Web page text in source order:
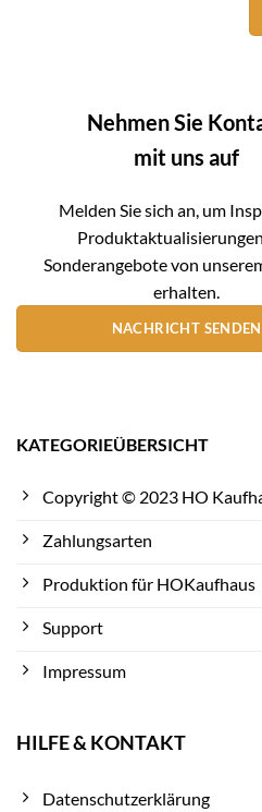
Nehmen Sie
mit uns auf
Melden Sie sich an, um
Sonderangebote von
erhalten.
NACHRICHT SENDEN
KATEGORIEÜBERSICHT
Copyright © 2023 HO
Zahlungsarten
Produktion für HOKaufhaus
Support
Impressum
HILFE & KONTAKT
Datenschutzerklärung